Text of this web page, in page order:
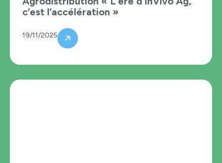
c’est l’accélération »
19/11/2025